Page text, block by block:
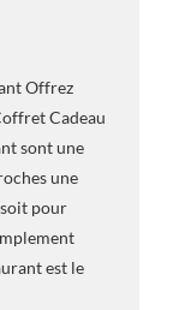
Offrez
Cadeau
sont une
une
pour
est le